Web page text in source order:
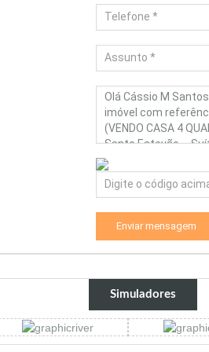
Enviar mensagem
Simuladores